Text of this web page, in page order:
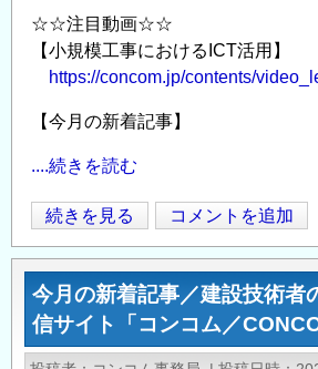
『ト
ン
ル・
イ
ブ
リ
ー
35
国
内
☆☆注目動画☆☆
【小規模工事におけるICT活用】
https://concom.jp/contents/
【今月の新着記事】
....続きを読む
今
月
の
新
着
記
続きを見る コメントを追加
今月の新着記事／建設技術者
信サイト「コンコム／